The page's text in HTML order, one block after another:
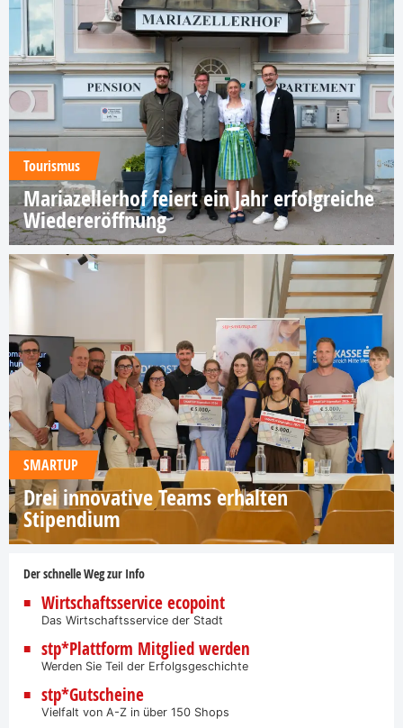
Tourismus
Mariazellerhof feiert ein Jahr erfolgreiche
Wiedereröffnung
SMARTUP
Drei innovative Teams erhalten
Stipendium
Der schnelle Weg zur Info
Wirtschaftsservice ecopoint
Das Wirtschaftsservice der Stadt
stp*Plattform Mitglied werden
Werden Sie Teil der Erfolgsgeschichte
stp*Gutscheine
Vielfalt von A-Z in über 150 Shops